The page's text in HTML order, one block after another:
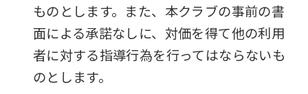
ものとします。また、本クラブの事前の書
面による承諾なしに、対価を得て他の利用
者に対する指導行為を行ってはならないも
のとします。